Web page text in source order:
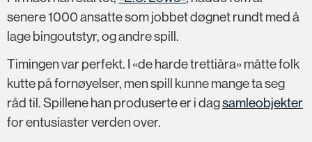
senere 1000 ansatte som jobbet døgnet rundt med å
lage bingoutstyr, og andre spill.
Timingen var perfekt. I «de harde trettiåra» måtte folk
kutte på fornøyelser, men spill kunne mange ta seg
råd til. Spillene han produserte er i dagsamleobjekter
for entusiaster verden over.